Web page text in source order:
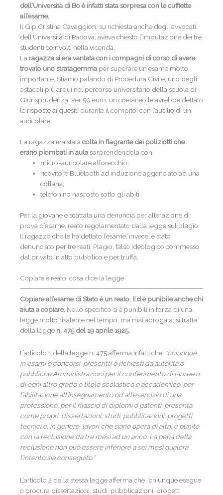
dell’Università di Bo è infatti stata sorpresa con le cuffiette
all’esame.
Il Gip Cristina Cavaggion, su richiesta anche degli avvocati
dell’Università di Padova, aveva chiesto l’imputazione dei tre
studenti coinvolti nella vicenda.
La ragazza si era vantata con i compagni di corso di avere
trovato uno stratagemma per superare un esame molto
importante. Stiamo palando di Procedura Civile, uno degli
ostacoli più ardui nel percorso universitario della scuola di
Giurisprudenza. Per 50 euro, un coetaneo le avrebbe dettato
le risposte ai quesiti durante il compito, con l’ausilio di un
auricolare.
La ragazza era statacolta in flagrante dai poliziotti che
erano piombati in aula sorprendendola con:
micro-auricolare all’orecchio;
ricevitore Bluetooth ad induzione agganciato ad una
collana;
telefonino nascosto sotto gli abiti.
Per la giovane è scattata una denuncia per alterazione di
prova d’esame, reato regolamentato dalla legge sul plagio.
Il ragazzo che le ha dettato l’esame, invece, è stato
denunciato per tre reati. Plagio, falso ideologico commesso
dal privato in atto pubblico e per truffa.
Copiare è reato: cosa dice la legge
Copiare all’esame di Stato è un reato. Ed è punibile anche chi
aiuta a copiare. Nello specifico si è punibili in forza di una
legge molto risalente nel tempo, ma mai abrogata: si tratta
della legge n. 475 del 19 aprile 1925.
L’articolo 1 della legge n. 475 afferma infatti che: “chiunque
in esami o concorsi, prescritti o richiesti da autorità o
pubbliche Amministrazioni per il conferimento di lauree o
di ogni altro grado o titolo scolastico o accademico, per
l’abilitazione all’insegnamento od all’esercizio di una
professione, per il rilascio di diplomi o patenti, presenta,
come propri, dissertazioni, studi, pubblicazioni, progetti
tecnici e, in genere, lavori che siano opera di altri, è punito
con la reclusione da tre mesi ad un anno. La pena della
reclusione non può essere inferiore a sei mesi qualora
l’intento sia conseguito.”
L’articolo 2 della stessa legge afferma che “chiunque esegue
o procura dissertazioni, studi, pubblicazioni, progetti